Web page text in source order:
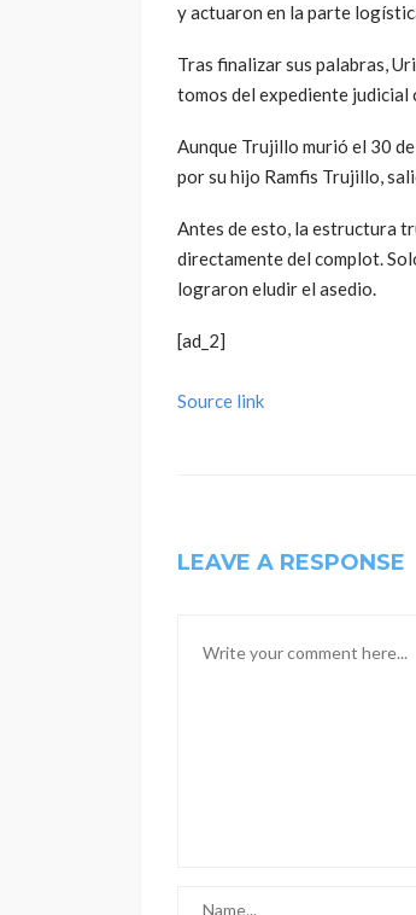
y actuaron en la parte
Tras finalizar sus palabras,
tomos del expediente judicial
Aunque Trujillo murió el 30
por su hijo Ramfis Trujillo,
Antes de esto, la estructura
directamente del complot.
lograron eludir el asedio.
[ad_2]
Source link
LEAVE A RESPONSE